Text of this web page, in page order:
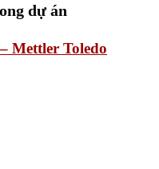
dự án
Mettler Toledo